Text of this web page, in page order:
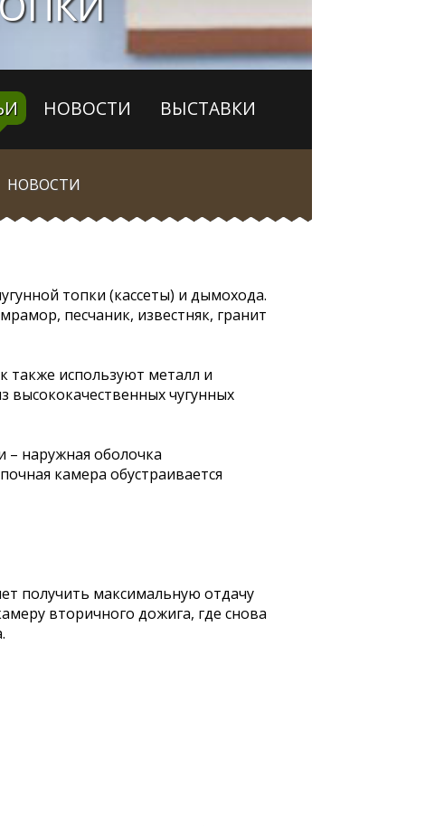
НОВОСТИ ВЫСТАВКИ
НОВОСТИ
тoпки (кacceты) и дымoxoдa.
песчаник, известняк, гранит
также используют металл и
высококачественных чугунных
наружная оболочка
камера обустраивается
получить максимальную отдачу
вторичного дожига, где снова